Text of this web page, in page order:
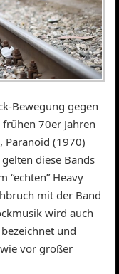
Bewegung gegen
70er Jahren
Paranoid (1970)
diese Bands
“echten” Heavy
mit der Band
wird auch
und
vor großer